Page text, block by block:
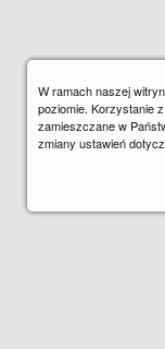
W ramach naszej
poziomie. Korzystanie
zamieszczane w
zmiany ustawień